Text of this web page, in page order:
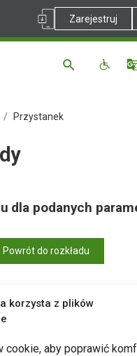
korzysta z plików
cookie, aby poprawić
Zarejestruj
Przystanek
dla podanych
Powrót do rozkładu